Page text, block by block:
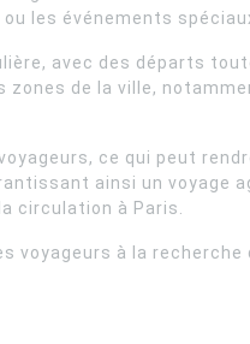
les événements
avec des départs
de la ville,
ce qui peut
ainsi un voyage
circulation à Paris.
voyageurs à la